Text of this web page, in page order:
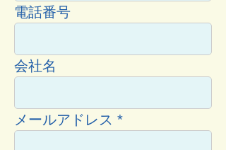
電話番号
会社名
メールアドレス